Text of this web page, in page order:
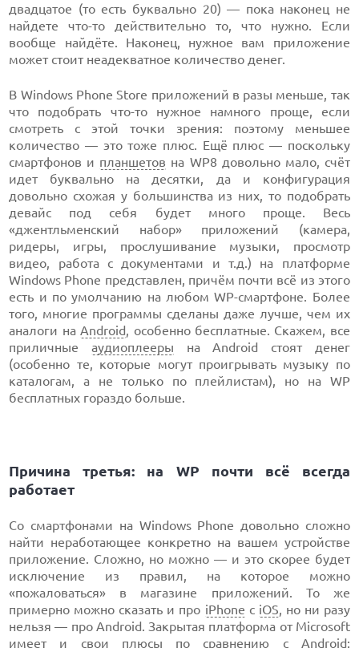
двадцатое (то есть буквально 20) — пока наконец не
найдете что-то действительно то, что нужно. Если
вообще найдёте. Наконец, нужное вам приложение
может стоит неадекватное количество денег.
В Windows Phone Store приложений в разы меньше, так
что подобрать что-то нужное намного проще, если
смотреть с этой точки зрения: поэтому меньшее
количество — это тоже плюс. Ещё плюс — поскольку
смартфонов и планшетов на WP8 довольно мало, счёт
идет буквально на десятки, да и конфигурация
довольно схожая у большинства из них, то подобрать
девайс под себя будет много проще. Весь
«джентльменский набор» приложений (камера,
ридеры, игры, прослушивание музыки, просмотр
видео, работа с документами и т.д.) на платформе
Windows Phone представлен, причём почти всё из этого
есть и по умолчанию на любом WP-смартфоне. Более
того, многие программы сделаны даже лучше, чем их
аналоги наAndroid, особенно бесплатные. Скажем, все
приличные аудиоплееры на Android стоят денег
(особенно те, которые могут проигрывать музыку по
каталогам, а не только по плейлистам), но на WP
бесплатных гораздо больше.
Причина третья: на WP почти всё всегда
работает
Со смартфонами на Windows Phone довольно сложно
найти неработающее конкретно на вашем устройстве
приложение. Сложно, но можно — и это скорее будет
исключение из правил, на которое можно
«пожаловаться» в магазине приложений. То же
примерно можно сказать и про iPhone с iOS, но ни разу
нельзя — про Android. Закрытая платформа от Microsoft
имеет и свои плюсы по сравнению с Android: